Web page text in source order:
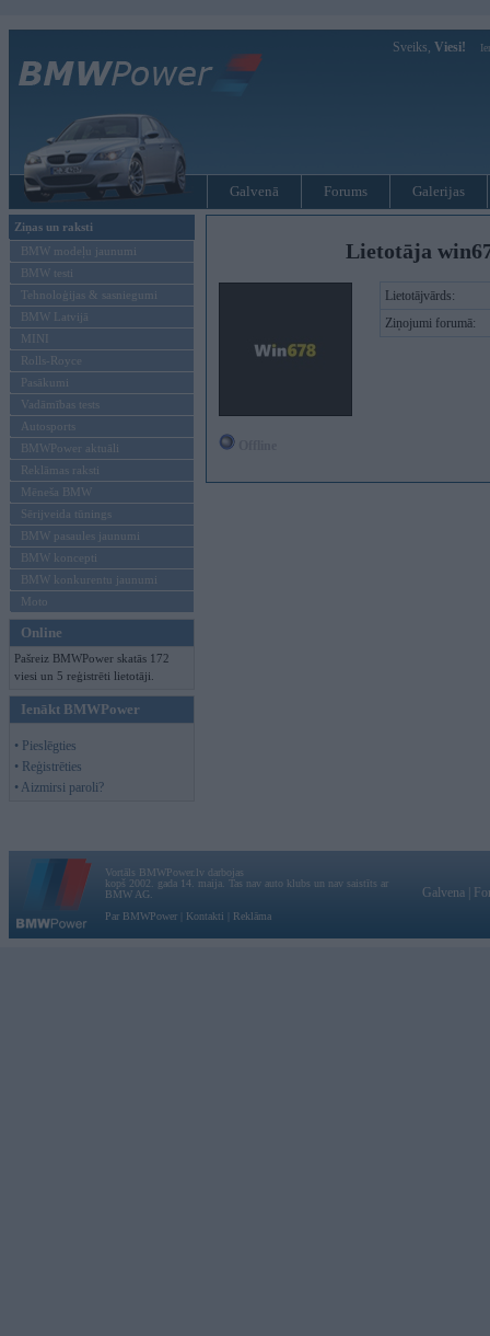
Sveiks, Viesi!
Galvenā Forums Galerijas
Ziņas un raksti
BMW modeļu jaunumi
BMW testi
Tehnoloģijas & sasniegumi
BMW Latvijā
MINI
Rolls-Royce
Pasākumi
Vadāmības tests
Autosports
BMWPower aktuāli
Reklāmas raksti
Mēneša BMW
Sērijveida tūnings
BMW pasaules jaunumi
BMW koncepti
BMW konkurentu jaunumi
Moto
Online
Pašreiz BMWPower skatās 172
viesi un 5 reģistrēti lietotāji.
Ienākt BMWPower
• Pieslēgties
• Reģistrēties
• Aizmirsi paroli?
Lietotāja
Lietotājvārds:
Ziņojumi forumā:
Vortāls BMWPower.lv darbojas
kopš 2002. gada 14. maija. Tas nav auto klubs un nav saistīts ar
BMW AG.
Par BMWPower
Kontakti Reklāma
Galvena